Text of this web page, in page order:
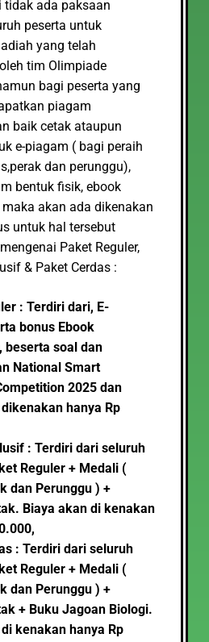
tidak ada paksaan
peserta untuk
yang telah
tim Olimpiade
bagi peserta yang
piagam
baik cetak ataupun
e-piagam ( bagi peraih
dan perunggu),
bentuk fisik, ebook
akan ada dikenakan
untuk hal tersebut
Paket Reguler,
& Paket Cerdas :
: Terdiri dari, E-
bonus Ebook
beserta soal dan
National Smart
2025 dan
hanya Rp
: Terdiri dari seluruh
Reguler + Medali (
dan Perunggu ) +
Biaya akan di kenakan
: Terdiri dari seluruh
Reguler + Medali (
dan Perunggu ) +
+ Buku Jagoan Biologi.
kenakan hanya Rp